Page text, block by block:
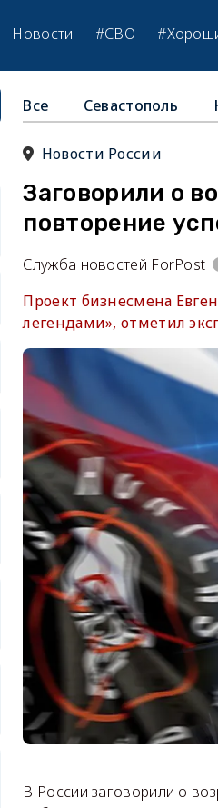
Новости #СВО
Все Севастополь
Новости России
Заговорили о
повторение
Служба новостей ForPost
Проект бизнесмена
легендами», отметил
В России заговорили о